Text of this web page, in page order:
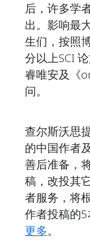
后，许多学
出。影响最
生们，按照
分以上SCI
睿唯安及《
问。
查尔斯沃思
的中国作者
善后准备，
稿，改投其
者服务，将
作者投稿的5
更多。